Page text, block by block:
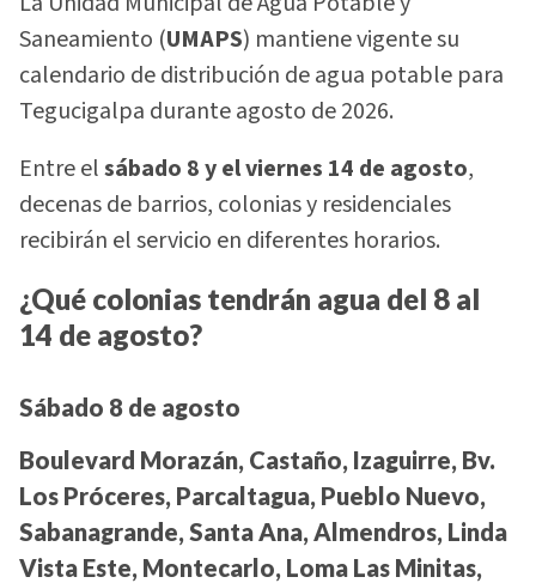
Saneamiento (UMAPS) mantiene vigente su
calendario de distribución de agua potable para
Tegucigalpa durante agosto de 2026.
Entre elsábado 8 y el viernes 14 de agosto,
decenas de barrios, colonias y residenciales
recibirán el servicio en diferentes horarios.
¿Qué colonias tendrán agua del 8 al
14 de agosto?
Sábado 8 de agosto
Boulevard Morazán, Castaño, Izaguirre, Bv.
Los Próceres, Parcaltagua, Pueblo Nuevo,
Sabanagrande, Santa Ana, Almendros, Linda
Vista Este, Montecarlo, Loma Las Minitas,